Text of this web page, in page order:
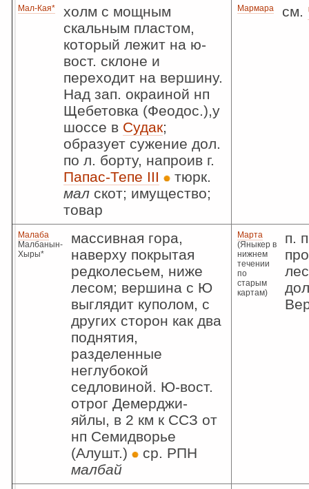
Мал-Кая*
холм с мощным
скальным пластом,
который лежит на ю-
вост. склоне и
переходит на вершину.
Над зап. окраиной нп
Щебетовка (Феодос.),у
шоссе в Судак;
образует сужение дол.
по л. борту, напроив г.
Папас-Тепе III
тюрк.
мал скот; имущество;
товар
Мармара см.
Малаба
Малбанын-
Хыры*
массивная гора,
наверху покрытая
редколесьем, ниже
лесом; вершина с Ю
выглядит куполом, с
других сторон как два
поднятия,
разделенные
неглубокой
седловиной. Ю-вост.
отрог Демерджи-
яйлы, в 2 км к ССЗ от
нп Семидворье
(Алушт.)
ср. РПН
малбай
Марта
(Яныкер в
нижнем
течении
по
старым
картам)
п.